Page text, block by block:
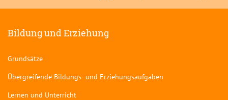
Bildung und Erziehung
Grundsätze
Übergreifende Bildungs- und Erziehungsaufgaben
Lernen und Unterricht